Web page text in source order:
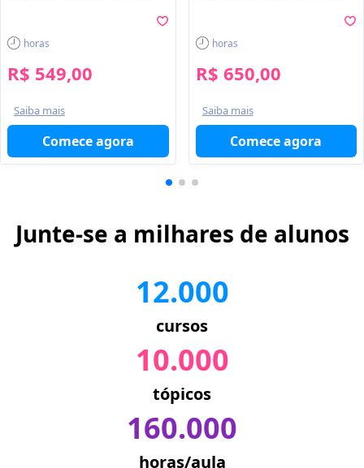
horas
R$ 549,00
Saiba mais
Comece agora
horas
R$ 650,00
Saiba mais
Comece agora
Junte-se a milhares de alunos
12.000
cursos
10.000
tópicos
160.000
horas/aula